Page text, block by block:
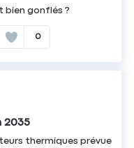
bien gonflés ?
0
2035
thermiques prévue